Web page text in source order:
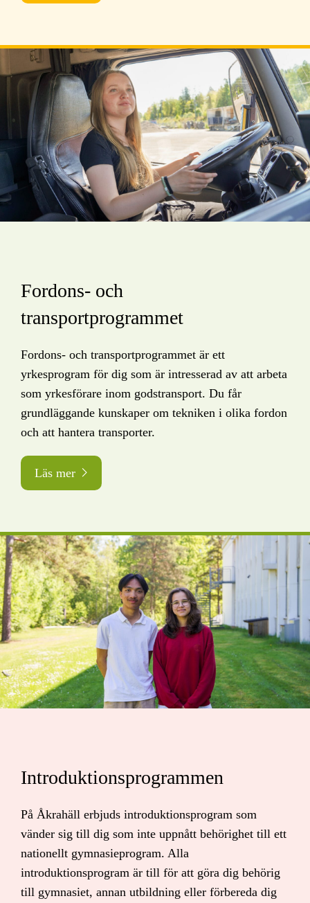
Fordons- och
transportprogrammet
Fordons- och transportprogrammet är ett
yrkesprogram för dig som är intresserad av att arbeta
som yrkesförare inom godstransport. Du får
grundläggande kunskaper om tekniken i olika fordon
och att hantera transporter.
Läs mer
Introduktionsprogrammen
På Åkrahäll erbjuds introduktionsprogram som
vänder sig till dig som inte uppnått behörighet till ett
nationellt gymnasieprogram. Alla
introduktionsprogram är till för att göra dig behörig
till gymnasiet, annan utbildning eller förbereda dig